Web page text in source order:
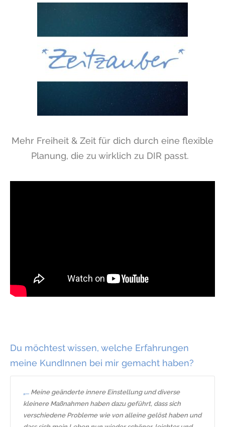
Mehr Freiheit & Zeit für dich durch eine flexible
Planung, die zu wirklich zu DIR passt.
Du möchtest wissen, welche Erfahrungen
meine KundInnen bei mir gemacht haben?
„… Meine geänderte innere Einstellung und diverse
kleinere Maßnahmen haben dazu geführt, dass sich
verschiedene Probleme wie von alleine gelöst haben und